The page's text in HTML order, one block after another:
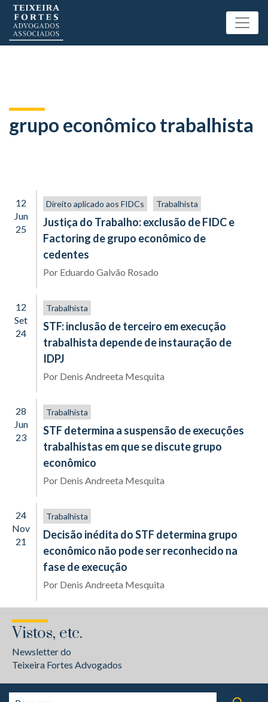
grupo econômico trabalhista
12
Jun
25
Direito aplicado aos FIDCs Trabalhista
Justiça do Trabalho: exclusão de FIDC e
Factoring de grupo econômico de
cedentes
Por Eduardo Galvão Rosado
12
Set
24
Trabalhista
STF: inclusão de terceiro em execução
trabalhista depende de instauração de
IDPJ
Por Denis Andreeta Mesquita
28
Jun
23
Trabalhista
STF determina a suspensão de execuções
trabalhistas em que se discute grupo
econômico
Por Denis Andreeta Mesquita
24
Nov
21
Trabalhista
Decisão inédita do STF determina grupo
econômico não pode ser reconhecido na
fase de execução
Por Denis Andreeta Mesquita
Vistos, etc.
Newsletter do
Teixeira Fortes Advogados